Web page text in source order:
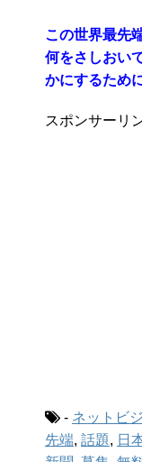
この世界最先
何をさしおい
かにするため
スポンサーリ
- ネットビ
先端, 話題, 日